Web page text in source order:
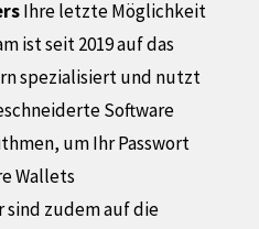
Ihre letzte Möglichkeit
ist seit 2019 auf das
spezialisiert und nutzt
Software
um Ihr Passwort
Wallets
zudem auf die